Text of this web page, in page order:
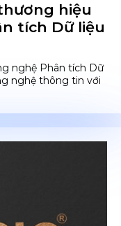
hiệu
tích Dữ liệu
nghệ Phân tích Dữ
nghệ thông tin với